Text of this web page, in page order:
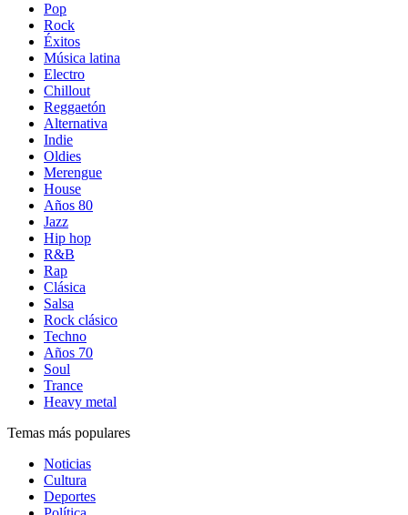
Pop
Rock
Éxitos
Música latina
Electro
Chillout
Reggaetón
Alternativa
Indie
Oldies
Merengue
House
Años 80
Jazz
Hip hop
R&B
Rap
Clásica
Salsa
Rock clásico
Techno
Años 70
Soul
Trance
Heavy metal
Temas más populares
Noticias
Cultura
Deportes